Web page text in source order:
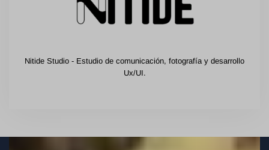
Nitide Studio - Estudio de comunicación, fotografía y desarrollo
Ux/UI.